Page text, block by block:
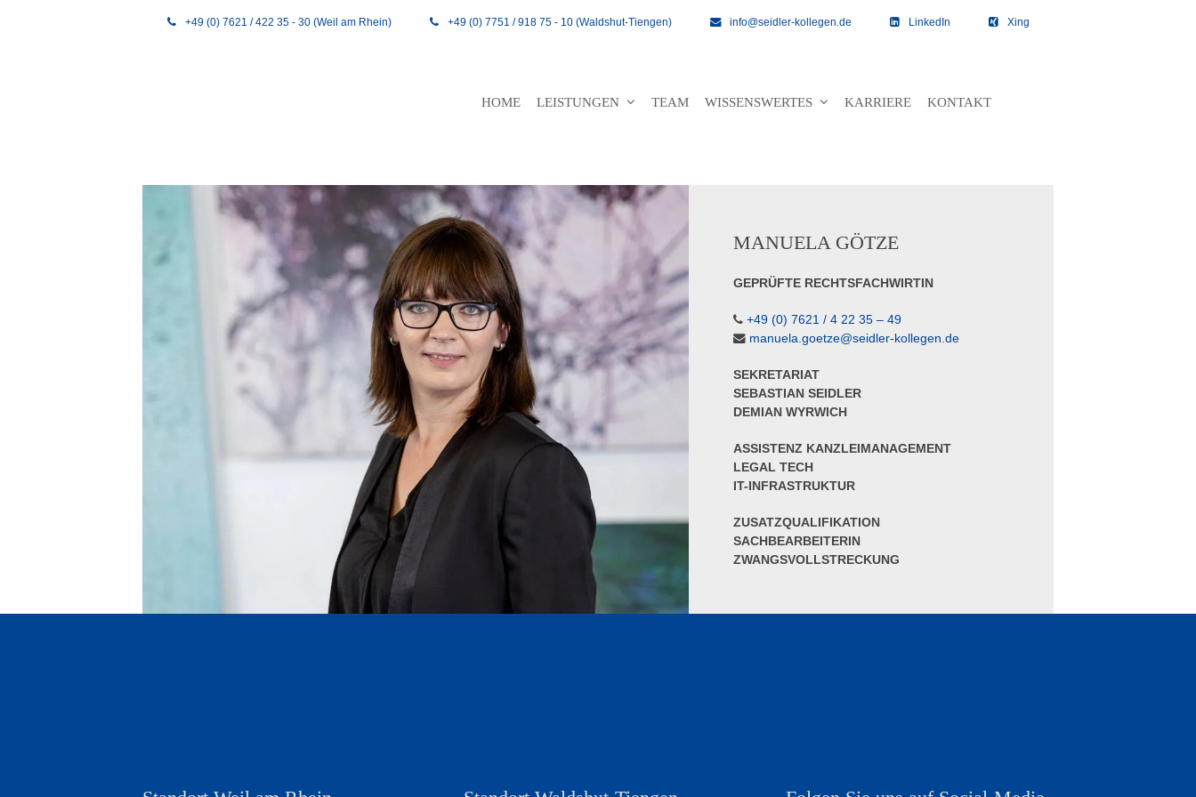
+49 (0) 7621 / 422 35 - 30 (Weil am Rhein) +49 (0) 7751 / 918 75 - 10 (Waldshut-Tiengen) info@seidler-kollegen.de LinkedIn Xing
HOME LEISTUNGEN TEAM WISSENSWERTES KARRIERE KONTAKT
MANUELA GÖTZE
GEPRÜFTE RECHTSFACHWIRTIN
+49 (0) 7621 / 4 22 35 – 49
manuela.goetze@seidler-kollegen.de
SEKRETARIAT
SEBASTIAN SEIDLER
DEMIAN WYRWICH
ASSISTENZ KANZLEIMANAGEMENT
LEGAL TECH
IT-INFRASTRUKTUR
ZUSATZQUALIFIKATION
SACHBEARBEITERIN
ZWANGSVOLLSTRECKUNG